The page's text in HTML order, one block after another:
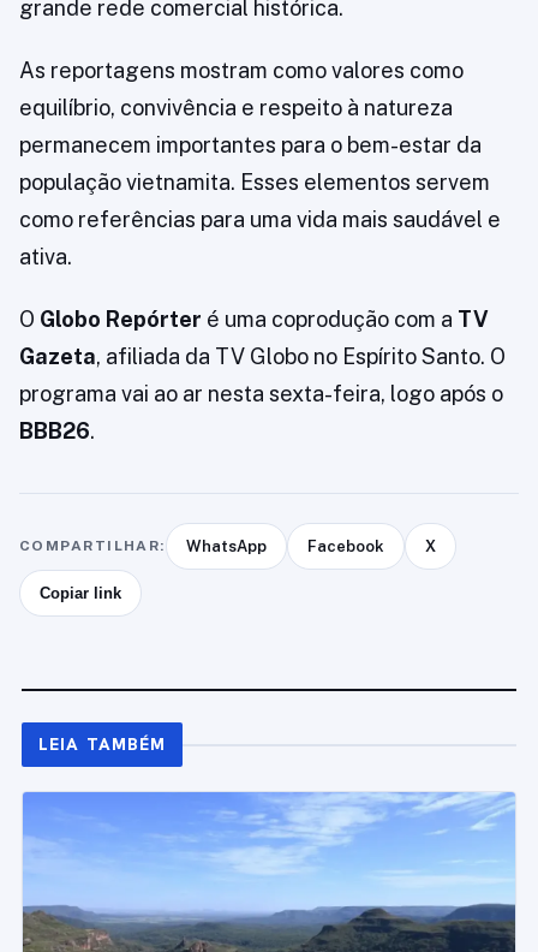
grande rede comercial histórica.
As reportagens mostram como valores como
equilíbrio, convivência e respeito à natureza
permanecem importantes para o bem-estar da
população vietnamita. Esses elementos servem
como referências para uma vida mais saudável e
ativa.
O Globo Repórter é uma coprodução com a TV
Gazeta, afiliada da TV Globo no Espírito Santo. O
programa vai ao ar nesta sexta-feira, logo após o
BBB26.
COMPARTILHAR: WhatsApp Facebook X
Copiar link
LEIA TAMBÉM